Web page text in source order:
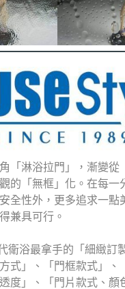
「淋浴拉門」，漸變從
的「無框」化。 在每一
全性外，更多追求一點
兼具可行。
衛浴最拿手的「細緻訂
式」、「門框款式」、
度」、「門片款式、顏